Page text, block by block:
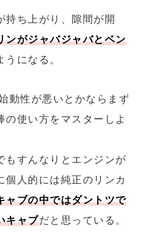
持ち上がり、隙間が開
ンがジャバジャバとベン
うになる。
動性が悪いとかならまず
の使い方をマスターしよ
もすんなりとエンジンが
個人的には純正のリンカ
ャブの中ではダントツで
キャブだと思っている。